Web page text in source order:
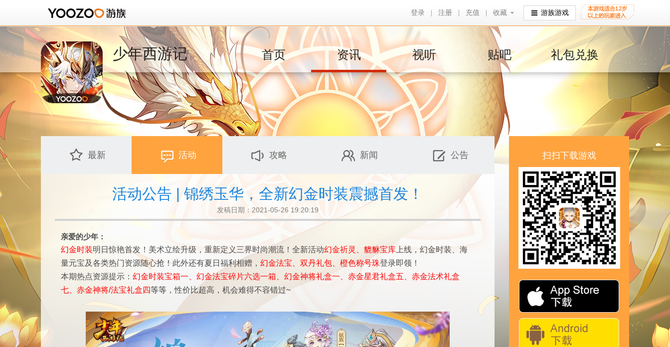
登录 注册 充值 收藏
收藏 游族游戏
少年西游记 首页 资讯 视听 贴吧 礼包兑换
最新 活动 攻略 新闻 公告
活动公告 | 锦绣玉华，全新幻金时装震撼首发！
发稿日期：2021-05-26 19:20:19
亲爱的少年：
幻金时装明日惊艳首发！美术立绘升级，重新定义三界时尚潮流！全新活动幻金祈灵、貔貅宝库 上线，幻金时装、海
量元宝及各类热门资源随心抢！此外还有夏日福利相赠， 幻金法宝、双丹礼包、橙色称号珠登录即领！
本期热点资源提示： 幻金时装宝箱一、幻金法宝碎片六选一箱、幻金神将礼盒一、赤金星君礼盒五、赤金法术礼盒
七、赤金神将/法宝礼盒四等等 ，性价比超高，机会难得不容错过~
扫扫下载游戏